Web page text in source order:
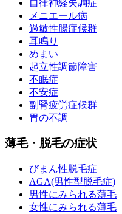
自律神経失調症
メニエール病
過敏性腸症候群
耳鳴り
めまい
起立性調節障害
不眠症
不安症
副腎疲労症候群
胃の不調
薄毛・脱毛の症状
びまん性脱毛症
AGA(男性型脱毛症)
男性にみられる薄毛
女性にみられる薄毛